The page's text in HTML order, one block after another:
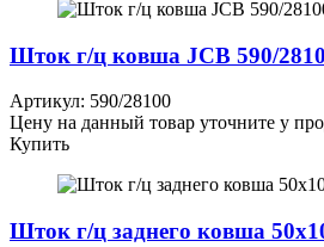
Шток г/ц ковша JCB 590/
Артикул: 590/28100
Цену на данный товар уточните у
Купить
Шток г/ц заднего ковша